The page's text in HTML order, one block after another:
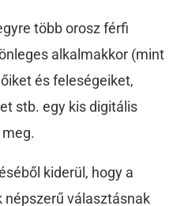
több orosz férfi
alkalmakkor (mint
és feleségeiket,
stb. egy kis digitális
kiderül, hogy a
népszerű választásnak